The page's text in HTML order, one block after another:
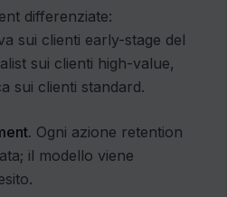
differenziate:
sui clienti early-stage del
sui clienti high-value,
sui clienti standard.
Ogni azione retention
il modello viene